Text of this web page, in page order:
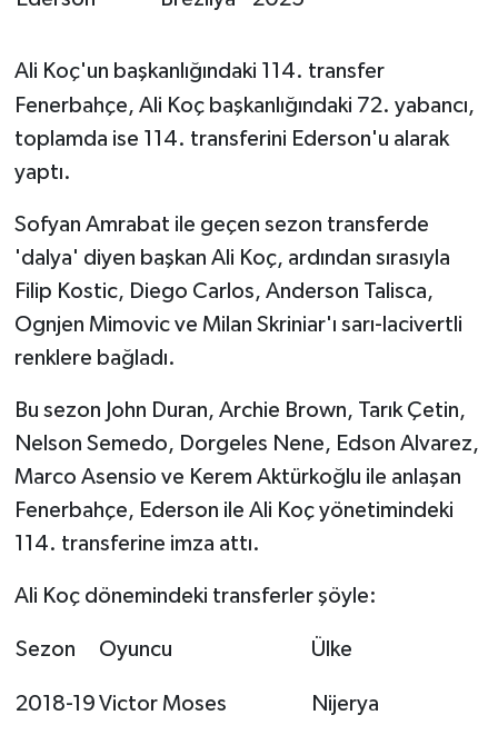
Ali Koç'un başkanlığındaki 114. transfer
Fenerbahçe, Ali Koç başkanlığındaki 72. yabancı,
toplamda ise 114. transferini Ederson'u alarak
yaptı.
Sofyan Amrabat ile geçen sezon transferde
'dalya' diyen başkan Ali Koç, ardından sırasıyla
Filip Kostic, Diego Carlos, Anderson Talisca,
Ognjen Mimovic ve Milan Skriniar'ı sarı-lacivertli
renklere bağladı.
Bu sezon John Duran, Archie Brown, Tarık Çetin,
Nelson Semedo, Dorgeles Nene, Edson Alvarez,
Marco Asensio ve Kerem Aktürkoğlu ile anlaşan
Fenerbahçe, Ederson ile Ali Koç yönetimindeki
114. transferine imza attı.
Ali Koç dönemindeki transferler şöyle:
Sezon Oyuncu Ülke
2018-19 Victor Moses Nijerya